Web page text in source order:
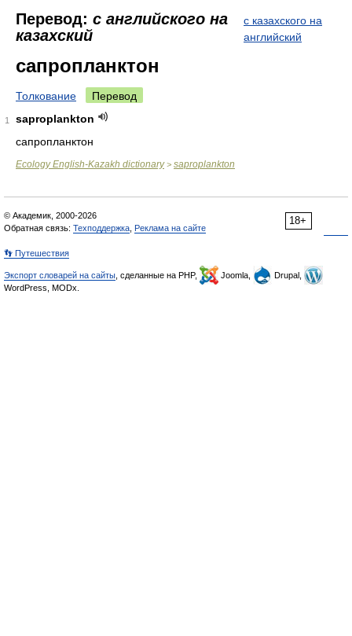
Перевод: с английского на
казахский
с казахского на
английский
сапропланктон
Толкование Перевод
1
saproplankton
сапропланктон
Ecology English-Kazakh dictionary> saproplankton
18+
© Академик, 2000-2026
Обратная связь: Техподдержка Реклама на сайте
👣 Путешествия
Экспорт словарей на сайты , сделанные на PHP, Joomla,
Drupal,
WordPress, MODx.